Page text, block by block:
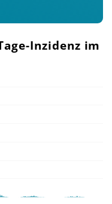
Inzidenz im